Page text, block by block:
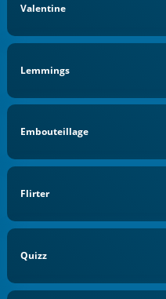
Valentine
Lemmings
Embouteillage
Flirter
Quizz